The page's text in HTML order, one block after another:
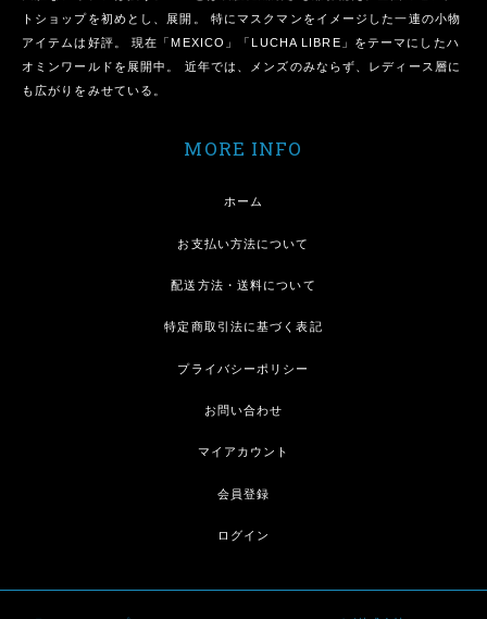
トショップを初めとし、展開。 特にマスクマンをイメージした一連の小物
アイテムは好評。 現在「MEXICO」「LUCHA LIBRE」をテーマにしたハ
オミンワールドを展開中。 近年では、メンズのみならず、レディース層に
も広がりをみせている。
MORE INFO
ホーム
お支払い方法について
配送方法・送料について
特定商取引法に基づく表記
プライバシーポリシー
お問い合わせ
マイアカウント
会員登録
ログイン